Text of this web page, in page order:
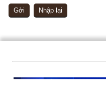
Gởi Nhập lại